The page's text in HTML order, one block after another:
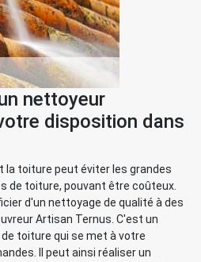
nettoyeur
disposition dans
la toiture peut éviter les grandes
de toiture, pouvant être coûteux.
d'un nettoyage de qualité à des
Artisan Ternus. C'est un
toiture qui se met à votre
Il peut ainsi réaliser un